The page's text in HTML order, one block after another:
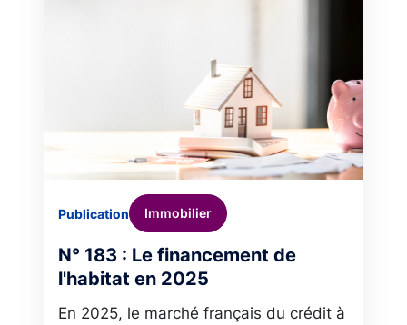
N° 183 : Le financement de
l'habitat en 2025
Publication Immobilier
En 2025, le marché français du crédit à